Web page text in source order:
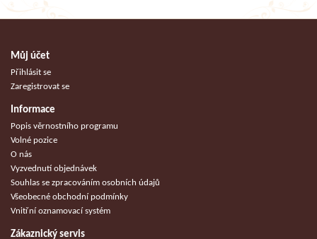
Můj účet
Přihlásit se
Zaregistrovat se
Informace
Popis věrnostního programu
Volné pozice
O nás
Vyzvednutí objednávek
Souhlas se zpracováním osobních údajů
Všeobecné obchodní podmínky
Vnitřní oznamovací systém
Zákaznický servis